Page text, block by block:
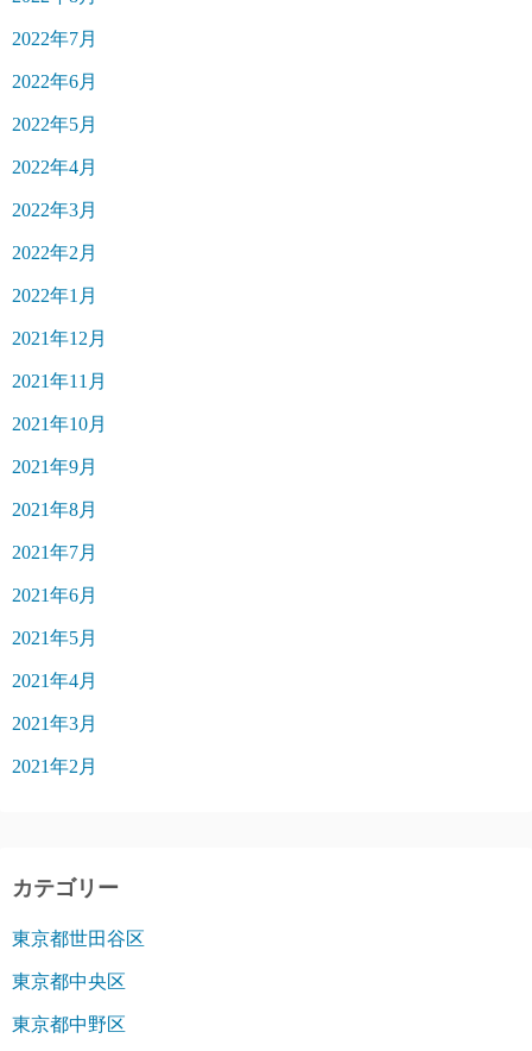
2022年7月
2022年6月
2022年5月
2022年4月
2022年3月
2022年2月
2022年1月
2021年12月
2021年11月
2021年10月
2021年9月
2021年8月
2021年7月
2021年6月
2021年5月
2021年4月
2021年3月
2021年2月
カテゴリー
東京都世田谷区
東京都中央区
東京都中野区